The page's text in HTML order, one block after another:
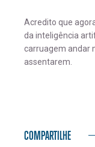
Acredito que
da inteligência
carruagem andar
assentarem.
COMPARTILHE